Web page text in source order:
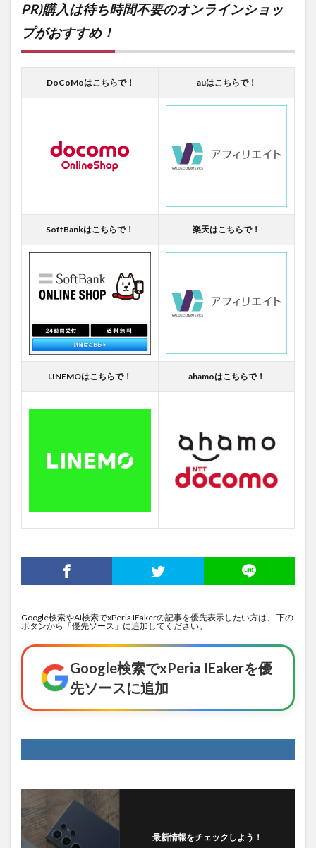
PR)購入は待ち時間不要のオンラインショッ
プがおすすめ！
DoCoMoはこちらで！ auはこちらで！
SoftBankはこちらで！ 楽天はこちらで！
LINEMOはこちらで！ ahamoはこちらで！
Google検索やAI検索でxPeria IEakerの記事を優先表示したい方は、 下の
ボタンから「優先ソース」に追加してください。
Google検索でxPeria IEakerを優
先ソースに追加
最新情報をチェックしよう！